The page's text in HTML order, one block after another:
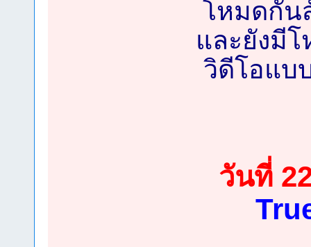
โหมดกัน
และยังมีโ
วิดีโอแบ
วันที่